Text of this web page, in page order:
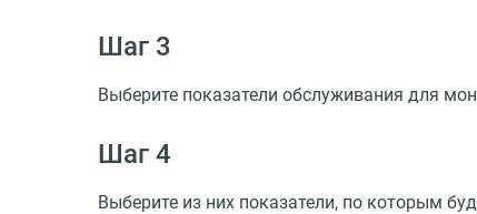
Шаг 3
Выберите показатели обслуживания для
Шаг 4
Выберите из них показатели, по которым